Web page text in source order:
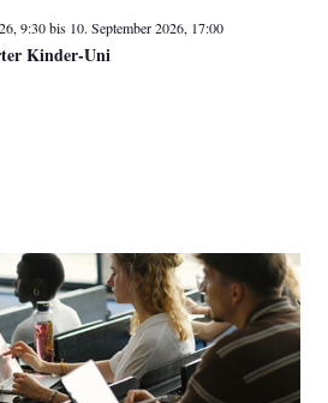
9:30bis 10. September 2026, 17:00
Kinder-Uni